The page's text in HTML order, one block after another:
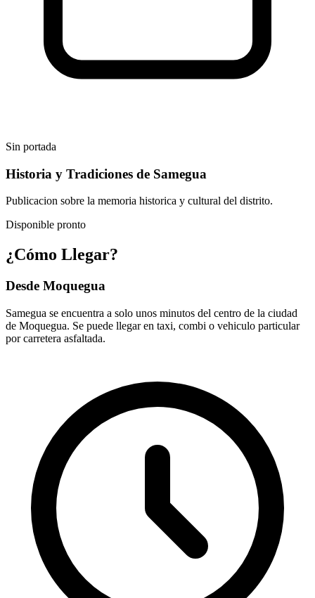
Sin portada
Historia y Tradiciones de Samegua
Publicacion sobre la memoria historica y cultural del distrito.
Disponible pronto
¿Cómo Llegar?
Desde Moquegua
Samegua se encuentra a solo unos minutos del centro de la ciudad
de Moquegua. Se puede llegar en taxi, combi o vehiculo particular
por carretera asfaltada.